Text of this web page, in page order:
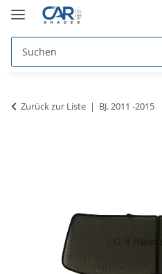
Zurück zur Liste BJ. 2011 -2015